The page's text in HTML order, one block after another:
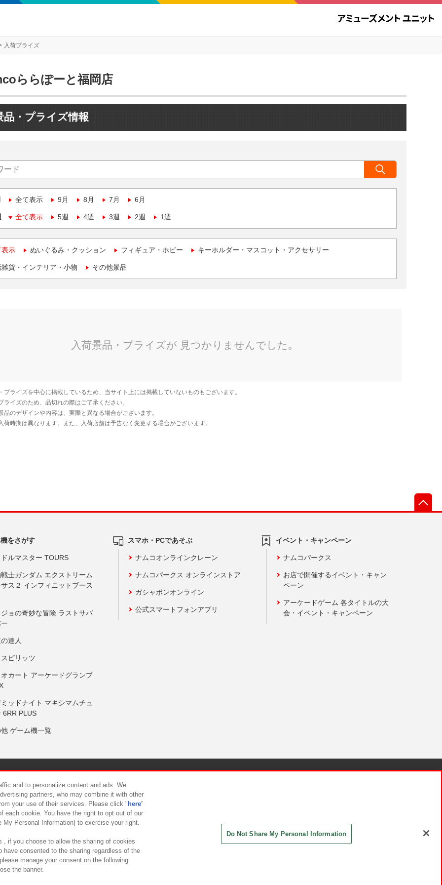
入荷プライズ
ららぽーと福岡店
品・プライズ情報
全て表示 9月 8月 7月 6月
全て表示 5週 4週 3週 2週 1週
表示 ぬいぐるみ・クッション フィギュア・ホビー キーホルダー・マスコット・アクセサリー
貨・インテリア・小物 その他景品
をさがす
ルマスター TOURS
士ガンダム エクストリーム
ス２ インフィニットブース
ョの奇妙な冒険 ラストサバ
達人
ピリッツ
カート アーケードグランプ
ッドナイト マキシマムチュ
6RR PLUS
ゲーム機一覧
スマホ・PCであそぶ
ナムコオンラインクレーン
ナムコパークス オンラインストア
ガシャポンオンライン
公式スマートフォンアプリ
イベント・キャンペーン
ナムコパークス
お店で開催するイベント・キャン
ペーン
アーケードゲーム 各タイトルの大
会・イベント・キャンペーン
について カスタマーハラスメント対応方針
and to personalize content and ads. We
partners, who may combine it with other
your use of their services. Please click " here"
each cookie. You have the right to opt out of our
Personal Information] to exercise your right.
, if you choose to allow the sharing of cookies
have consented to the sharing regardless of the
manage your consent on the following
the banner.
Do Not Share My Personal Information